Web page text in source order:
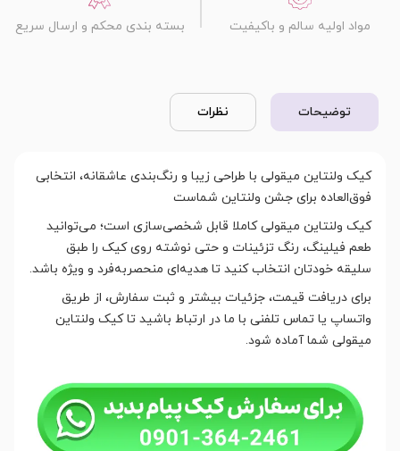
مواد اولیه سالم و باکیفیت بسته بندی محکم و ارسال سریع
توضیحات نظرات
کیک ولنتاین میقولی با طراحی زیبا و رنگ‌بندی عاشقانه، انتخابی
فوق‌العاده برای جشن ولنتاین شماست
کیک ولنتاین میقولی کاملا قابل شخصی‌سازی است؛ می‌توانید
طعم فیلینگ، رنگ تزئینات و حتی نوشته روی کیک را طبق
سلیقه خودتان انتخاب کنید تا هدیه‌ای منحصربه‌فرد و ویژه باشد.
برای دریافت قیمت، جزئیات بیشتر و ثبت سفارش، از طریق
واتساپ یا تماس تلفنی با ما در ارتباط باشید تا کیک ولنتاین
میقولی شما آماده شود.